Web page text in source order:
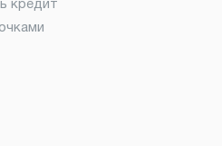
кредит